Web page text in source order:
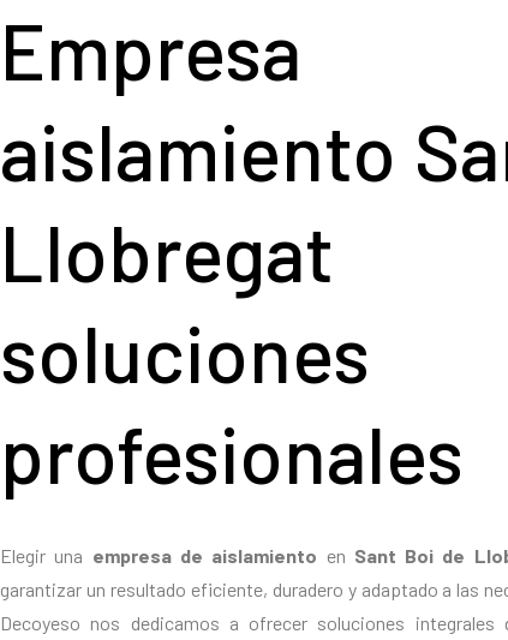
aislamiento
soluciones
profesionales
Elegir una empresa de aislamiento en Sant Boi de
garantizar un resultado eficiente, duradero y adaptado a las
Decoyeso nos dedicamos a ofrecer soluciones